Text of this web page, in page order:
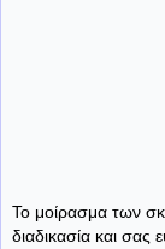
Το μοίρασμα των
διαδικασία και σας